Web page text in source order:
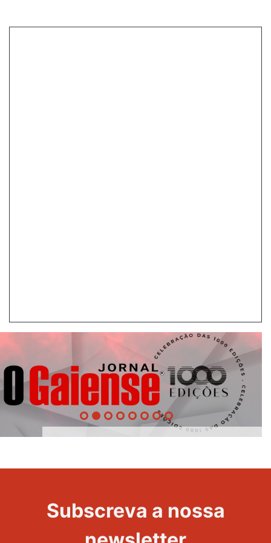
Evento
Subscreva a nossa